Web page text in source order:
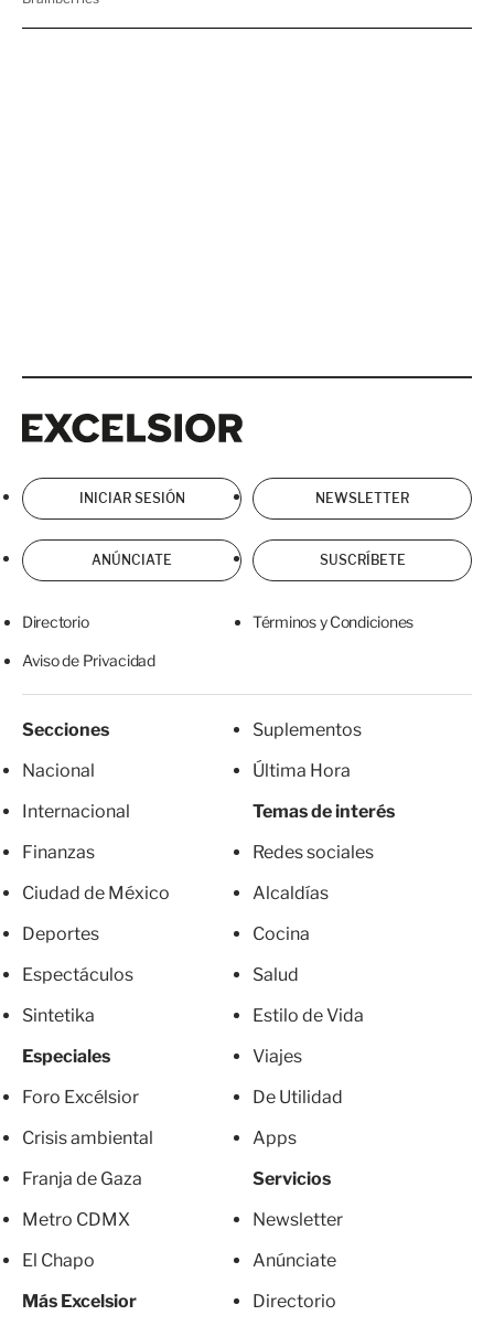
INICIAR SESIÓN NEWSLETTER
ANÚNCIATE SUSCRÍBETE
Directorio Términos y Condiciones
Aviso de Privacidad
Secciones
Nacional
Internacional
Finanzas
Ciudad de México
Deportes
Espectáculos
Sintetika
Especiales
Foro Excélsior
Crisis ambiental
Franja de Gaza
Metro CDMX
El Chapo
Más Excelsior
Suplementos
Última Hora
Temas de interés
Redes sociales
Alcaldías
Cocina
Salud
Estilo de Vida
Viajes
De Utilidad
Apps
Servicios
Newsletter
Anúnciate
Directorio